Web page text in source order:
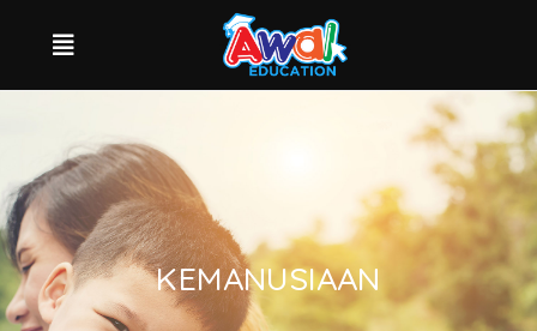
KEMANUSIAAN